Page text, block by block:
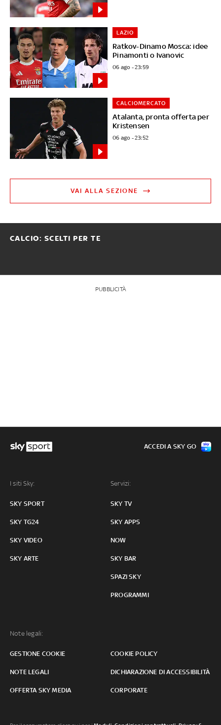
Ratkov-Dinamo Mosca: idee
Pinamonti o Ivanovic
LAZIO
06 ago - 23:59
Atalanta, pronta offerta per
Kristensen
CALCIOMERCATO
06 ago - 23:52
VAI ALLA SEZIONE
CALCIO: SCELTI PER TE
PUBBLICITÀ
I siti Sky:
SKY SPORT
SKY TG24
SKY VIDEO
SKY ARTE
Servizi:
SKY TV
SKY APPS
NOW
SKY BAR
SPAZI SKY
PROGRAMMI
Note legali:
GESTIONE COOKIE COOKIE POLICY
NOTE LEGALI DICHIARAZIONE DI ACCESSIBILITÀ
OFFERTA SKY MEDIA CORPORATE
ACCEDI A SKY GO